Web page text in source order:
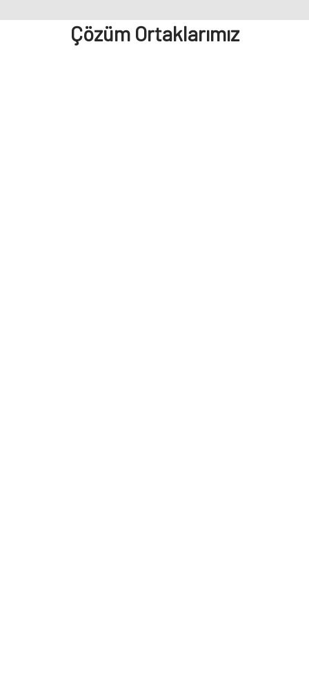
Çözüm Ortaklarımız